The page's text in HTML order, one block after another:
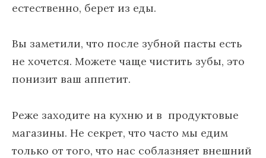
естественно, берет из еды.
Вы заметили, что после зубной пасты есть
не хочется. Можете чаще чистить зубы, это
понизит ваш аппетит.
Реже заходите на кухню и в продуктовые
магазины. Не секрет, что часто мы едим
только от того, что нас соблазняет внешний